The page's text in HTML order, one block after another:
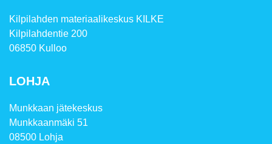
Kilpilahden materiaalikeskus KILKE
Kilpilahdentie 200
06850 Kulloo
LOHJA
Munkkaan jätekeskus
Munkkaanmäki 51
08500 Lohja